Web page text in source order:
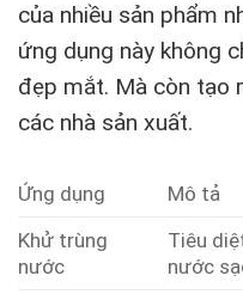
của nhiều sản phẩm
ứng dụng này không
đẹp mắt. Mà còn tạo
các nhà sản xuất.
Ứng dụng
Mô tả
Khử trùng
nước
Tiêu
nước